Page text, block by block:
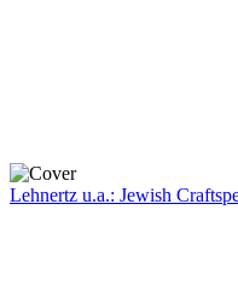
Lehnertz u.a.: Jewish